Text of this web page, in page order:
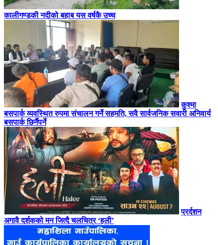
कालीगण्डकी नदीको बहाब यस वर्षकै उच्च
कुश्मा
बसपार्क व्यवस्थित रुपमा संचालन गर्ने सहमति, सवै सार्वजनिक सवारी अनिवार्य
बसपार्क छिर्नैपर्ने
प्रर्दशन
अगावै दर्शकको मन जित्दै चलचित्र ‘हली’